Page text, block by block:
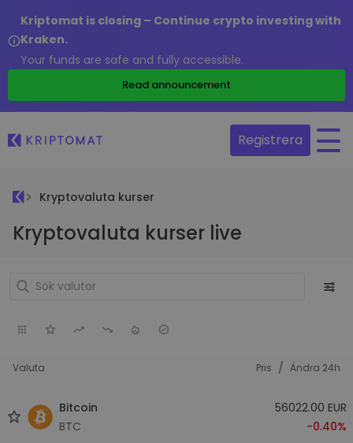
Kriptomat is closing – Continue crypto investing with
Kraken.
Your funds are safe and fully accessible.
Read announcement
Registrera
Kryptovaluta kurser
Kryptovaluta kurser live
Valuta Pris / Ändra 24h
Bitcoin
BTC
56022.00 EUR
-0.40%